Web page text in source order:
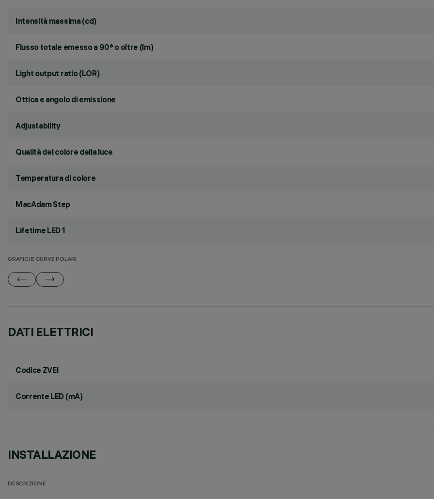
Intensità massima (cd)
Flusso totale emesso a 90° o oltre (lm)
Light output ratio (LOR)
Ottica e angolo di emissione
Adjustability
Qualità del colore della luce
Temperatura di colore
MacAdam Step
Lifetime LED 1
GRAFICI E CURVE POLARI
DATI ELETTRICI
Codice ZVEI
Corrente LED (mA)
INSTALLAZIONE
DESCRIZIONE